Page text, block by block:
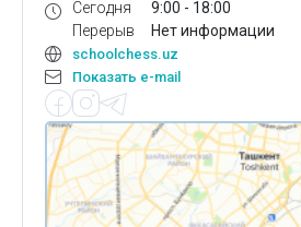
Сегодня
Перерыв
9:00 - 18:00
Нет информации
schoolchess.uz
Показать e-mail